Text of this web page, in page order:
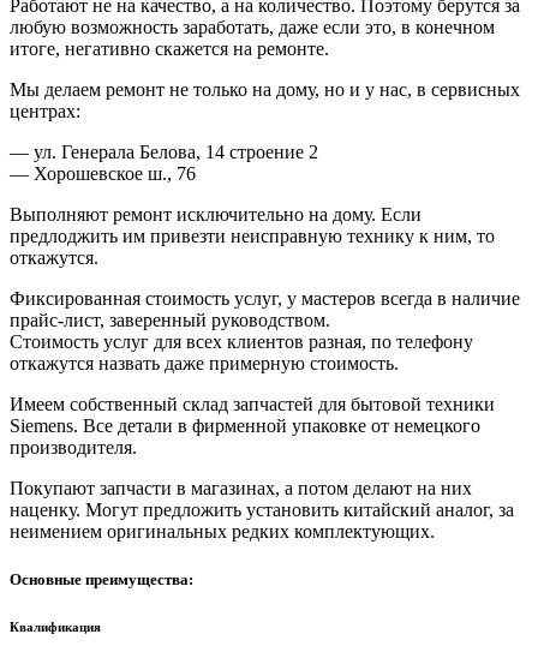
Работают не на качество, а на количество. Поэтому берутся за
любую возможность заработать, даже если это, в конечном
итоге, негативно скажется на ремонте.
Мы делаем ремонт не только на дому, но и у нас, в сервисных
центрах:
— ул. Генерала Белова, 14 строение 2
— Хорошевское ш., 76
Выполняют ремонт исключительно на дому. Если
предлоджить им привезти неисправную технику к ним, то
откажутся.
Фиксированная стоимость услуг, у мастеров всегда в наличие
прайс-лист, заверенный руководством.
Стоимость услуг для всех клиентов разная, по телефону
откажутся назвать даже примерную стоимость.
Имеем собственный склад запчастей для бытовой техники
Siemens. Все детали в фирменной упаковке от немецкого
производителя.
Покупают запчасти в магазинах, а потом делают на них
наценку. Могут предложить установить китайский аналог, за
неимением оригинальных редких комплектующих.
Основные преимущества:
Квалификация